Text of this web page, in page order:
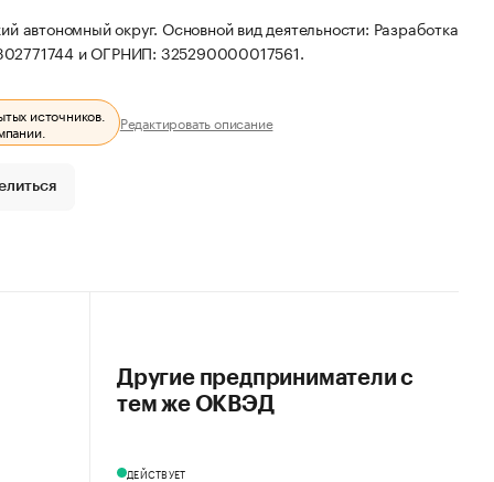
округ. Основной вид деятельности: Разработка
и ОГРНИП: 325290000017561.
источников.
Редактировать описание
Другие предприниматели с
тем же ОКВЭД
ДЕЙСТВУЕТ